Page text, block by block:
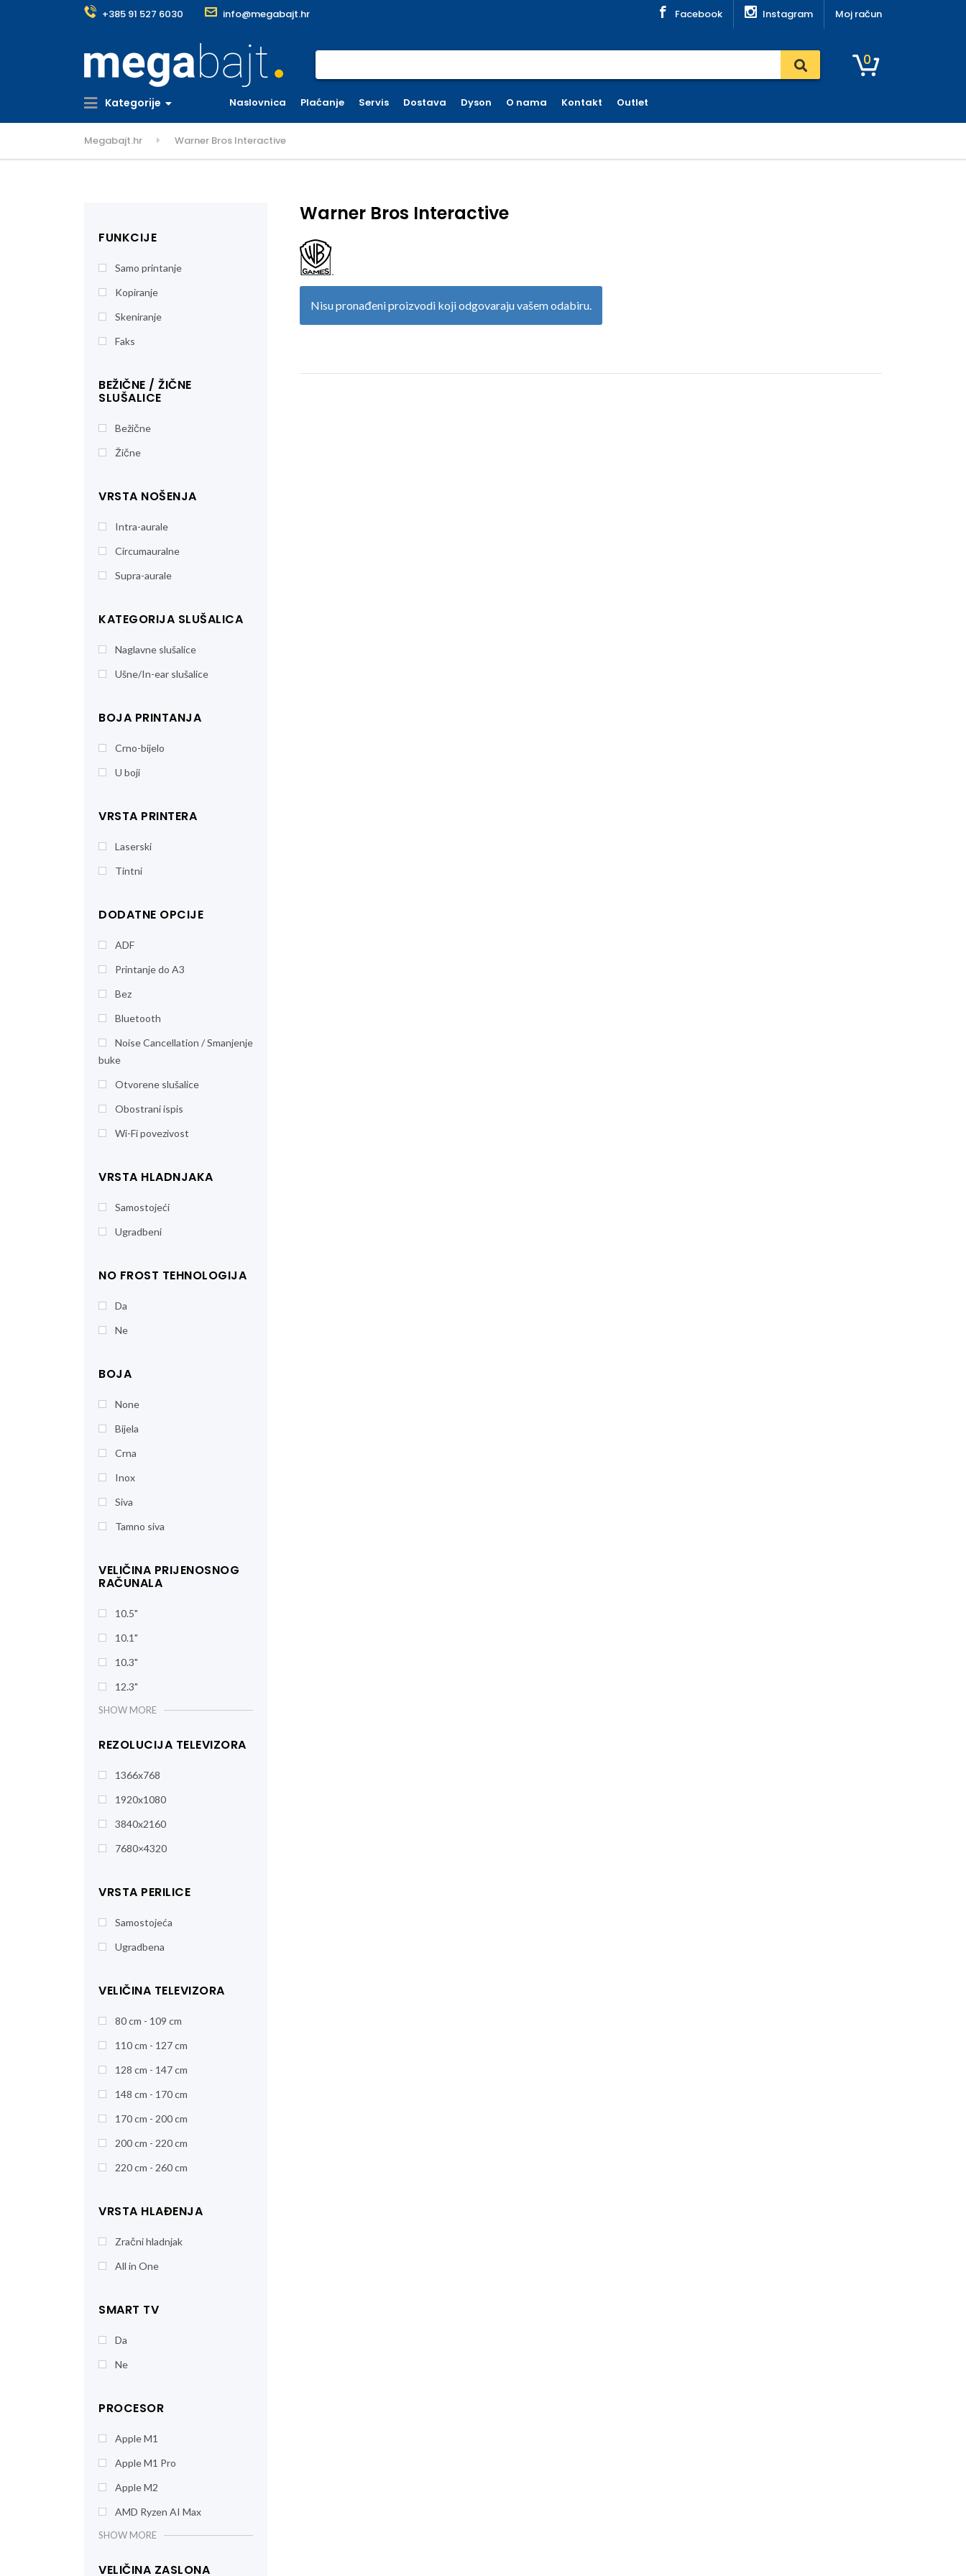
+385 91 527 6030 info@megabajt.hr Facebook Instagram Moj račun
0
Kategorije Naslovnica Plaćanje Servis Dostava Dyson O nama Kontakt Outlet
Megabajt.hr Warner Bros Interactive
Warner Bros Interactive
Nisu pronađeni proizvodi koji odgovaraju vašem odabiru.
FUNKCIJE
Samo printanje
Kopiranje
Skeniranje
Faks
BEŽIČNE / ŽIČNE
SLUŠALICE
Bežične
Žične
VRSTA NOŠENJA
Intra-aurale
Circumauralne
Supra-aurale
KATEGORIJA SLUŠALICA
Naglavne slušalice
Ušne/In-ear slušalice
BOJA PRINTANJA
Crno-bijelo
U boji
VRSTA PRINTERA
Laserski
Tintni
DODATNE OPCIJE
ADF
Printanje do A3
Bez
Bluetooth
Noise Cancellation / Smanjenje
buke
Otvorene slušalice
Obostrani ispis
Wi-Fi povezivost
VRSTA HLADNJAKA
Samostojeći
Ugradbeni
NO FROST TEHNOLOGIJA
Da
Ne
BOJA
None
Bijela
Crna
Inox
Siva
Tamno siva
VELIČINA PRIJENOSNOG
RAČUNALA
10.5"
10.1"
10.3"
12.3"
SHOW MORE
REZOLUCIJA TELEVIZORA
1366x768
1920x1080
3840x2160
7680×4320
VRSTA PERILICE
Samostojeća
Ugradbena
VELIČINA TELEVIZORA
80 cm - 109 cm
110 cm - 127 cm
128 cm - 147 cm
148 cm - 170 cm
170 cm - 200 cm
200 cm - 220 cm
220 cm - 260 cm
VRSTA HLAĐENJA
Zračni hladnjak
All in One
SMART TV
Da
Ne
PROCESOR
Apple M1
Apple M1 Pro
Apple M2
AMD Ryzen AI Max
SHOW MORE
VELIČINA ZASLONA